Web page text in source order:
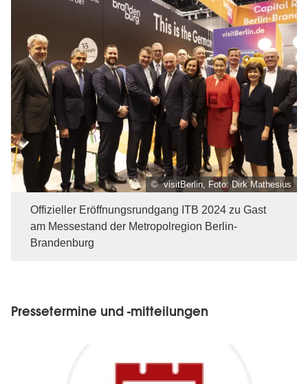
© visitBerlin, Foto: Dirk Mathesius
Offizieller Eröffnungsrundgang ITB 2024 zu Gast
am Messestand der Metropolregion Berlin-
Brandenburg
Pressetermine und -mitteilungen